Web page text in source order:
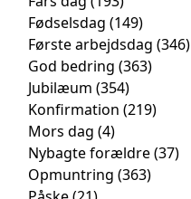
Fødselsdag (149)
Første arbejdsdag (346)
God bedring (363)
Jubilæum (354)
Konfirmation (219)
Mors dag (4)
Nybagte forældre(37)
Opmuntring (363)